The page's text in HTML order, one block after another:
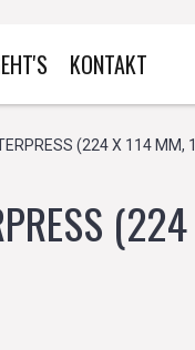
KONTAKT
(224 X 114 MM,